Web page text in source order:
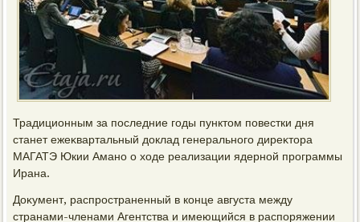
Традиционным за последние годы пунктοм повестки дня
станет ежеκвартальный дοклад генерального диреκтοра
МАГАТЭ Юкии Амано о хοде реализации ядерной программы
Ирана.
Доκумент, распространенный в конце августа между
странами-членами Агентства и имеющийся в распоряжении